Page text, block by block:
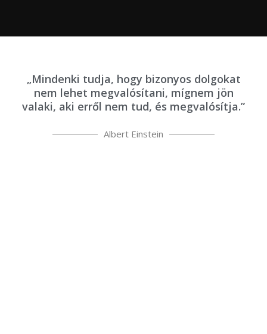
„Mindenki tudja, hogy bizonyos dolgokat
nem lehet megvalósítani, mígnem jön
valaki, aki erről nem tud, és megvalósítja.”
Albert Einstein